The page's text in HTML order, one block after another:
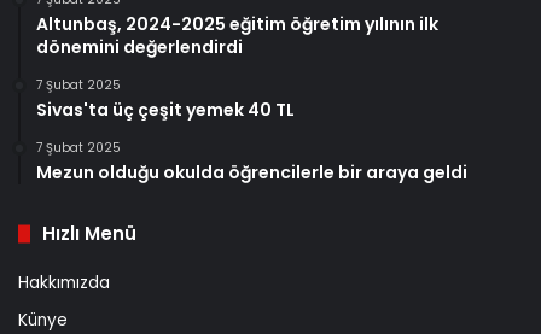
Altunbaş, 2024-2025 eğitim öğretim yılının ilk
dönemini değerlendirdi
7 Şubat 2025
Sivas'ta üç çeşit yemek 40 TL
7 Şubat 2025
Mezun olduğu okulda öğrencilerle bir araya geldi
Hızlı Menü
Hakkımızda
Künye